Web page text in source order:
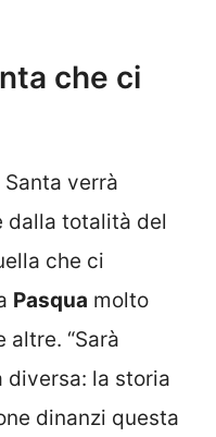
che ci
Santa verrà
dalla totalità del
che ci
Pasqua molto
“Sarà
diversa: la storia
dinanzi questa